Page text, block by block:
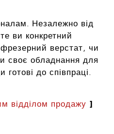
Незалежно від
ви конкретний
верстат, чи
своє обладнання для
до співпраці.
відділом продажу ]